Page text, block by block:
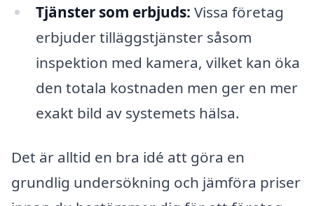
Tjänster som erbjuds: Vissa företag
erbjuder tilläggstjänster såsom
inspektion med kamera, vilket kan öka
den totala kostnaden men ger en mer
exakt bild av systemets hälsa.
Det är alltid en bra idé att göra en
grundlig undersökning och jämföra priser